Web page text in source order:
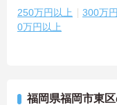
250万円以上 300万
0万円以上
福岡県福岡市東